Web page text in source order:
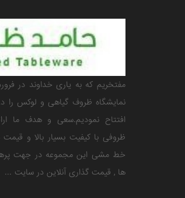
نمایشگاه ظروف گیاهی و لوکس را در
افتتاح نمودیم.سعی و هدف ما
ظروفی با کیفیت بسیار بالا و
خط مشی این مجموعه در جهت پرهیز
ها , قیمت گذاری آنلاین در سایت ...